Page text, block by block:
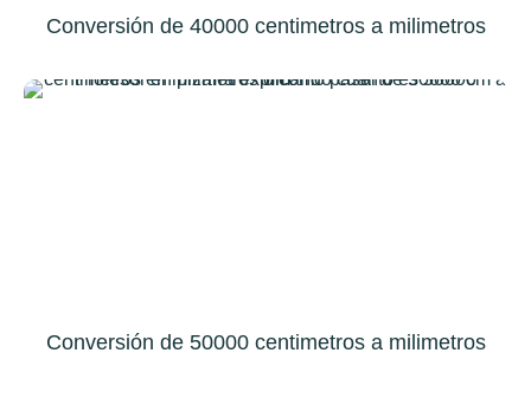
Conversión de 40000 centimetros a milimetros
Conversión de 50000 centimetros a milimetros